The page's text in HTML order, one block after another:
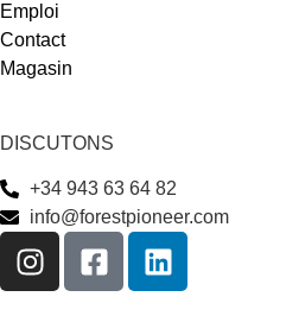
Emploi
Contact
Magasin
DISCUTONS
+34 943 63 64 82
info@forestpioneer.com